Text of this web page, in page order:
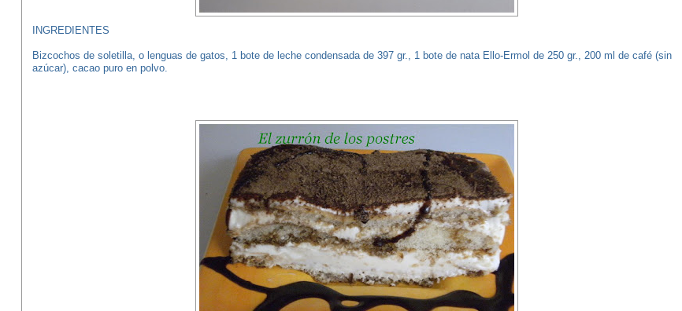
INGREDIENTES
Bizcochos de soletilla, o lenguas de gatos, 1 bote de leche condensada de 397 gr., 1 bote de nata Ello-Ermol de 250 gr., 200 ml de café (sin
azúcar), cacao puro en polvo.